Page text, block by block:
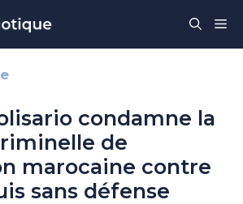
condamne la
de
marocaine contre
sans défense